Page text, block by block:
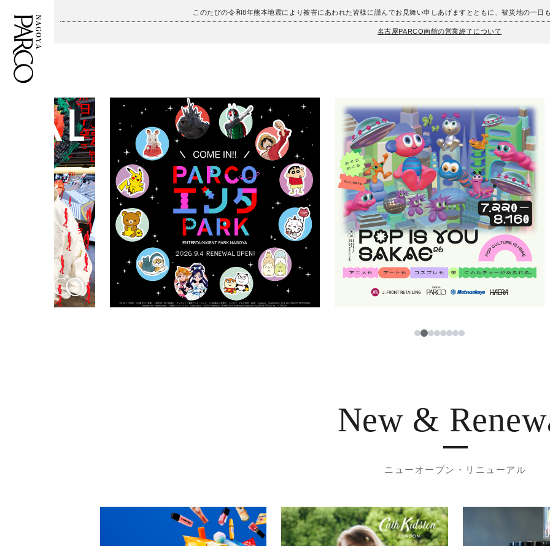
このたびの令和8年熊本地震により被害にあわれた皆様に謹んでお見舞い申しあげますとともに、被災地の一日
名古屋PARCO南館の営業終了について
施設案内・アクセス
イベント・ポップアップ
ニュース
レストラン・カフェ
TAX FREE
PARCOメンバーズ
繁体字
簡体字
한국어
ภาษาไทย
日本語
12345678
New &
ニューオープン・リニューアル